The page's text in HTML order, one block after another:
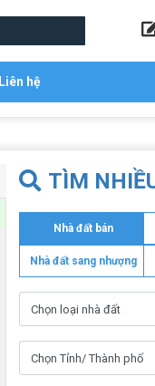
Liên hệ
TÌM
Nhà đất bán
Nhà đất sang nhượng